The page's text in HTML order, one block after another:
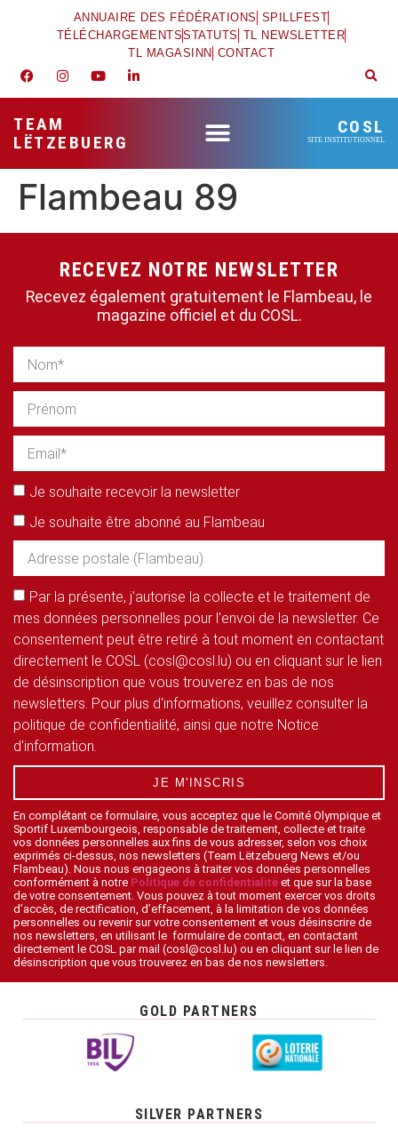
ANNUAIRE DES FÉDÉRATIONS SPILLFEST
TÉLÉCHARGEMENTSSTATUTS TL NEWSLETTER
TL MAGASINN CONTACT
TEAM
LËTZEBUERG
COSL
SITE INSTITUTIONNEL
Flambeau 89
RECEVEZ NOTRE NEWSLETTER
Recevez également gratuitement le Flambeau, le
magazine officiel et du COSL.
Je souhaite recevoir la newsletter
Je souhaite être abonné au Flambeau
Par la présente, j'autorise la collecte et le traitement de
mes données personnelles pour l'envoi de la newsletter. Ce
consentement peut être retiré à tout moment en contactant
directement le COSL (cosl@cosl.lu) ou en cliquant sur le lien
de désinscription que vous trouverez en bas de nos
newsletters. Pour plus d'informations, veuillez consulter la
politique de confidentialité, ainsi que notre Notice
d'information.
JE M'INSCRIS
En complétant ce formulaire, vous acceptez que le Comité Olympique et
Sportif Luxembourgeois, responsable de traitement, collecte et traite
vos données personnelles aux fins de vous adresser, selon vos choix
exprimés ci-dessus, nos newsletters (Team Lëtzebuerg News et/ou
Flambeau). Nous nous engageons à traiter vos données personnelles
conformément à notre Politique de confidentialité et que sur la base
de votre consentement. Vous pouvez à tout moment exercer vos droits
d’accès, de rectification, d’effacement, à la limitation de vos données
personnelles ou revenir sur votre consentement et vous désinscrire de
nos newsletters, en utilisant le formulaire de contact, en contactant
directement le COSL par mail (cosl@cosl.lu) ou en cliquant sur le lien de
désinscription que vous trouverez en bas de nos newsletters.
GOLD PARTNERS
SILVER PARTNERS